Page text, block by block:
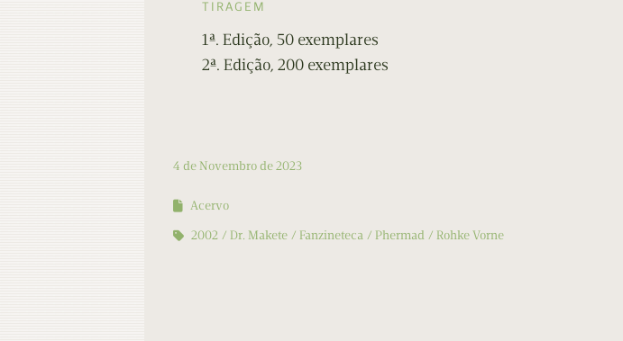
TIRAGEM
1ª. Edição, 50 exemplares
2ª. Edição, 200 exemplares
4 de Novembro de 2023
Acervo
2002
Dr. Makete Fanzineteca Phermad Rohke Vorne